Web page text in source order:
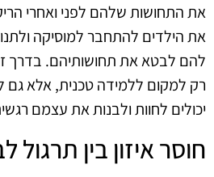
את התחושות שלהם לפני ואחרי
את הילדים להתחבר למוסיקה
להם לבטא את תחושותיהם. בדרך
רק למקום ללמידה טכנית, אלא גם
יכולים לחוות ולבנות את עצמם
חוסר איזון בין תרגול